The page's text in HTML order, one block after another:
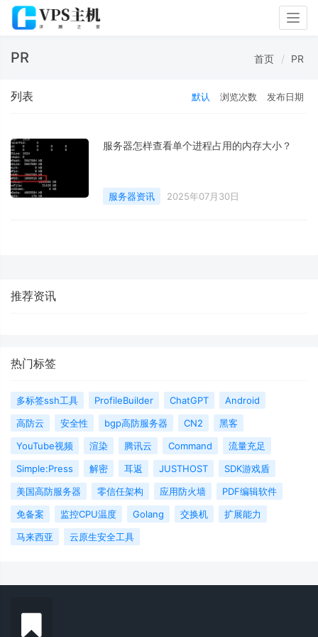
PR 首页 PR
列表 默认 浏览次数 发布日期
服务器怎样查看单个进程占用的内存大小？
服务器资讯 2025年07月30日
推荐资讯
热门标签
多标签ssh工具 ProfileBuilder ChatGPT
Android
高防云
安全性 bgp高防服务器 CN2
黑客
YouTube视频
渲染 腾讯云 Command
流量充足
Simple:Press
解密 耳返 JUSTHOST
SDK游戏盾
美国高防服务器
零信任架构 应用防火墙
PDF编辑软件
免备案
监控CPU温度 Golang 交换机
扩展能力
马来西亚
云原生安全工具